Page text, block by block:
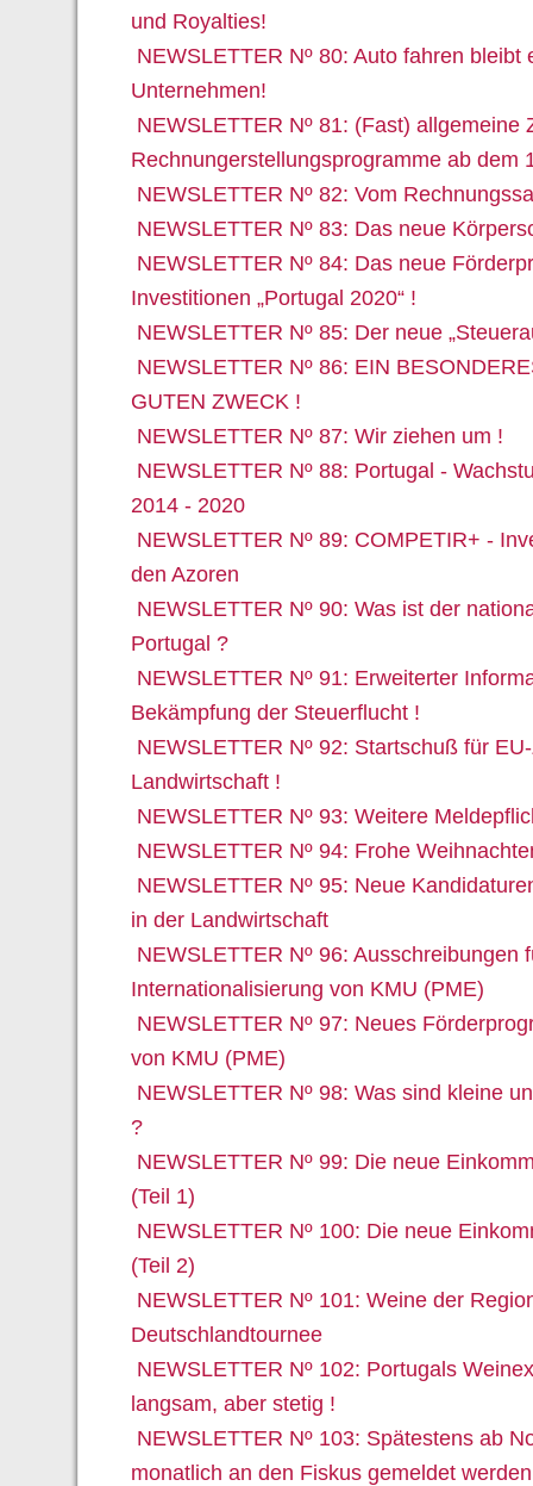
und Royalties!
NEWSLETTER Nº 80: Auto fahren bleibt
Unternehmen!
NEWSLETTER Nº 81: (Fast) allgemeine
Rechnungerstellungsprogramme ab dem
NEWSLETTER Nº 82: Vom
NEWSLETTER Nº 83: Das neue
NEWSLETTER Nº 84: Das neue
Investitionen „Portugal 2020“ !
NEWSLETTER Nº 85: Der neue
NEWSLETTER Nº 86: EIN
GUTEN ZWECK !
NEWSLETTER Nº 87: Wir ziehen um !
NEWSLETTER Nº 88: Portugal -
2014 - 2020
NEWSLETTER Nº 89: COMPETIR+ -
den Azoren
NEWSLETTER Nº 90: Was ist der
Portugal ?
NEWSLETTER Nº 91: Erweiterter
Bekämpfung der Steuerflucht !
NEWSLETTER Nº 92: Startschuß für
Landwirtschaft !
NEWSLETTER Nº 93: Weitere
NEWSLETTER Nº 94: Frohe
NEWSLETTER Nº 95: Neue
in der Landwirtschaft
NEWSLETTER Nº 96: Ausschreibungen
Internationalisierung von KMU (PME)
NEWSLETTER Nº 97: Neues
von KMU (PME)
NEWSLETTER Nº 98: Was sind kleine
?
NEWSLETTER Nº 99: Die neue
(Teil 1)
NEWSLETTER Nº 100: Die neue
(Teil 2)
NEWSLETTER Nº 101: Weine der
Deutschlandtournee
NEWSLETTER Nº 102: Portugals
langsam, aber stetig !
NEWSLETTER Nº 103: Spätestens ab
monatlich an den Fiskus gemeldet